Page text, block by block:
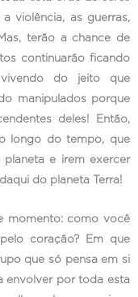
violência, as guerras,
terão a chance de
continuarão ficando
do jeito que
manipulados porque
deles! Então,
longo do tempo, que
e irem exercer
do planeta Terra!
momento: como você
coração? Em que
que só pensa em si
envolver por toda esta